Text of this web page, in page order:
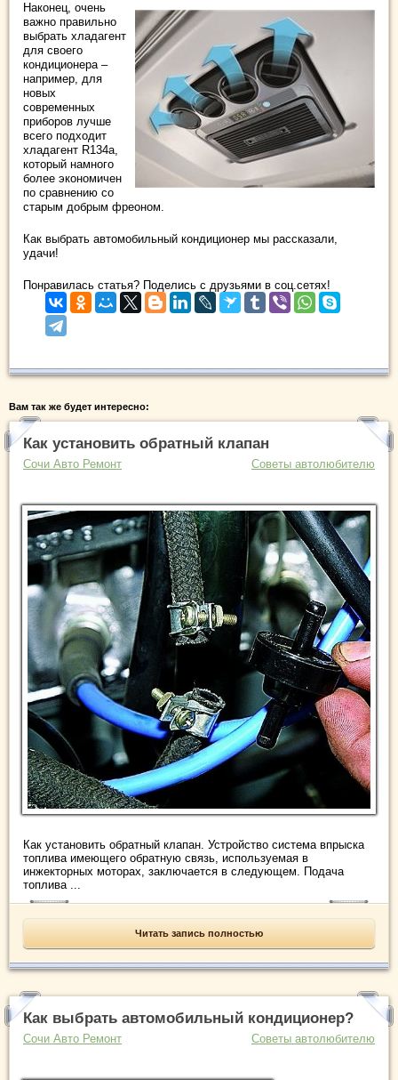
Наконец, очень
важно правильно
выбрать хладагент
для своего
кондиционера –
например, для
новых
современных
приборов лучше
всего подходит
хладагент R134a,
который намного
более экономичен
по сравнению со
старым добрым фреоном.
Как выбрать автомобильный кондиционер мы рассказали,
удачи!
Понравилась статья? Поделись с друзьями в соц.сетях!
Вам так же будет интересно:
Как установить обратный клапан
Сочи Авто Ремонт Советы автолюбителю
Как установить обратный клапан. Устройство система впрыска
топлива имеющего обратную связь, используемая в
инжекторных моторах, заключается в следующем. Подача
топлива ...
Читать запись полностью
Как выбрать автомобильный кондиционер?
Сочи Авто Ремонт Советы автолюбителю